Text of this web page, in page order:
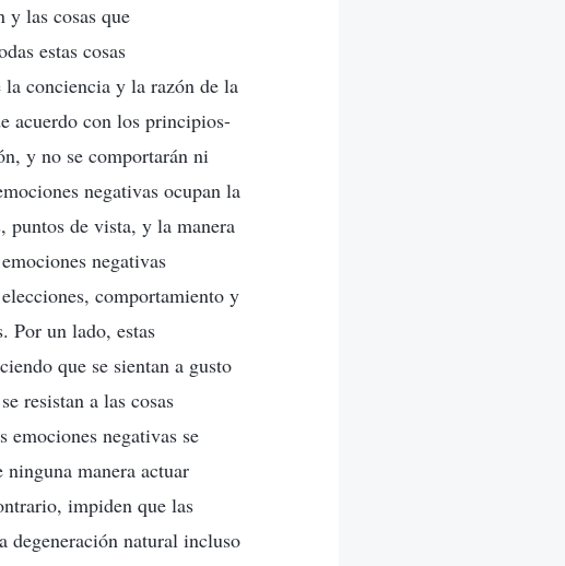
y las cosas que
estas cosas
conciencia y la razón de la
acuerdo con los principios-
y no se comportarán ni
negativas ocupan la
puntos de vista, y la manera
negativas
comportamiento y
Por un lado, estas
que se sientan a gusto
resistan a las cosas
negativas se
ninguna manera actuar
impiden que las
degeneración natural incluso